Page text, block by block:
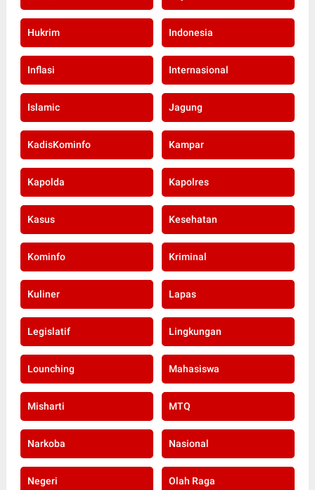
Hukrim Indonesia
Inflasi Internasional
Islamic Jagung
KadisKominfo Kampar
Kapolda Kapolres
Kasus Kesehatan
Kominfo Kriminal
Kuliner Lapas
Legislatif Lingkungan
Lounching Mahasiswa
Misharti MTQ
Narkoba Nasional
Negeri Olah Raga